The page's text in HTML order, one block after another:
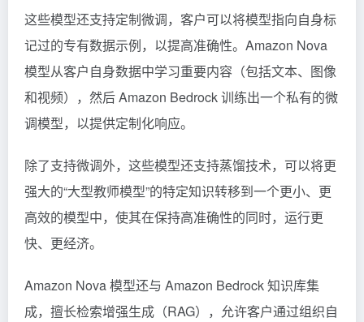
这些模型还支持定制微调，客户可以将模型指向自身标
记过的专有数据示例，以提高准确性。Amazon Nova
模型从客户自身数据中学习重要内容（包括文本、图像
和视频），然后 Amazon Bedrock 训练出一个私有的微
调模型，以提供定制化响应。
除了支持微调外，这些模型还支持蒸馏技术，可以将更
强大的“大型教师模型”的特定知识转移到一个更小、更
高效的模型中，使其在保持高准确性的同时，运行更
快、更经济。
Amazon Nova 模型还与 Amazon Bedrock 知识库集
成，擅长检索增强生成（RAG），允许客户通过组织自